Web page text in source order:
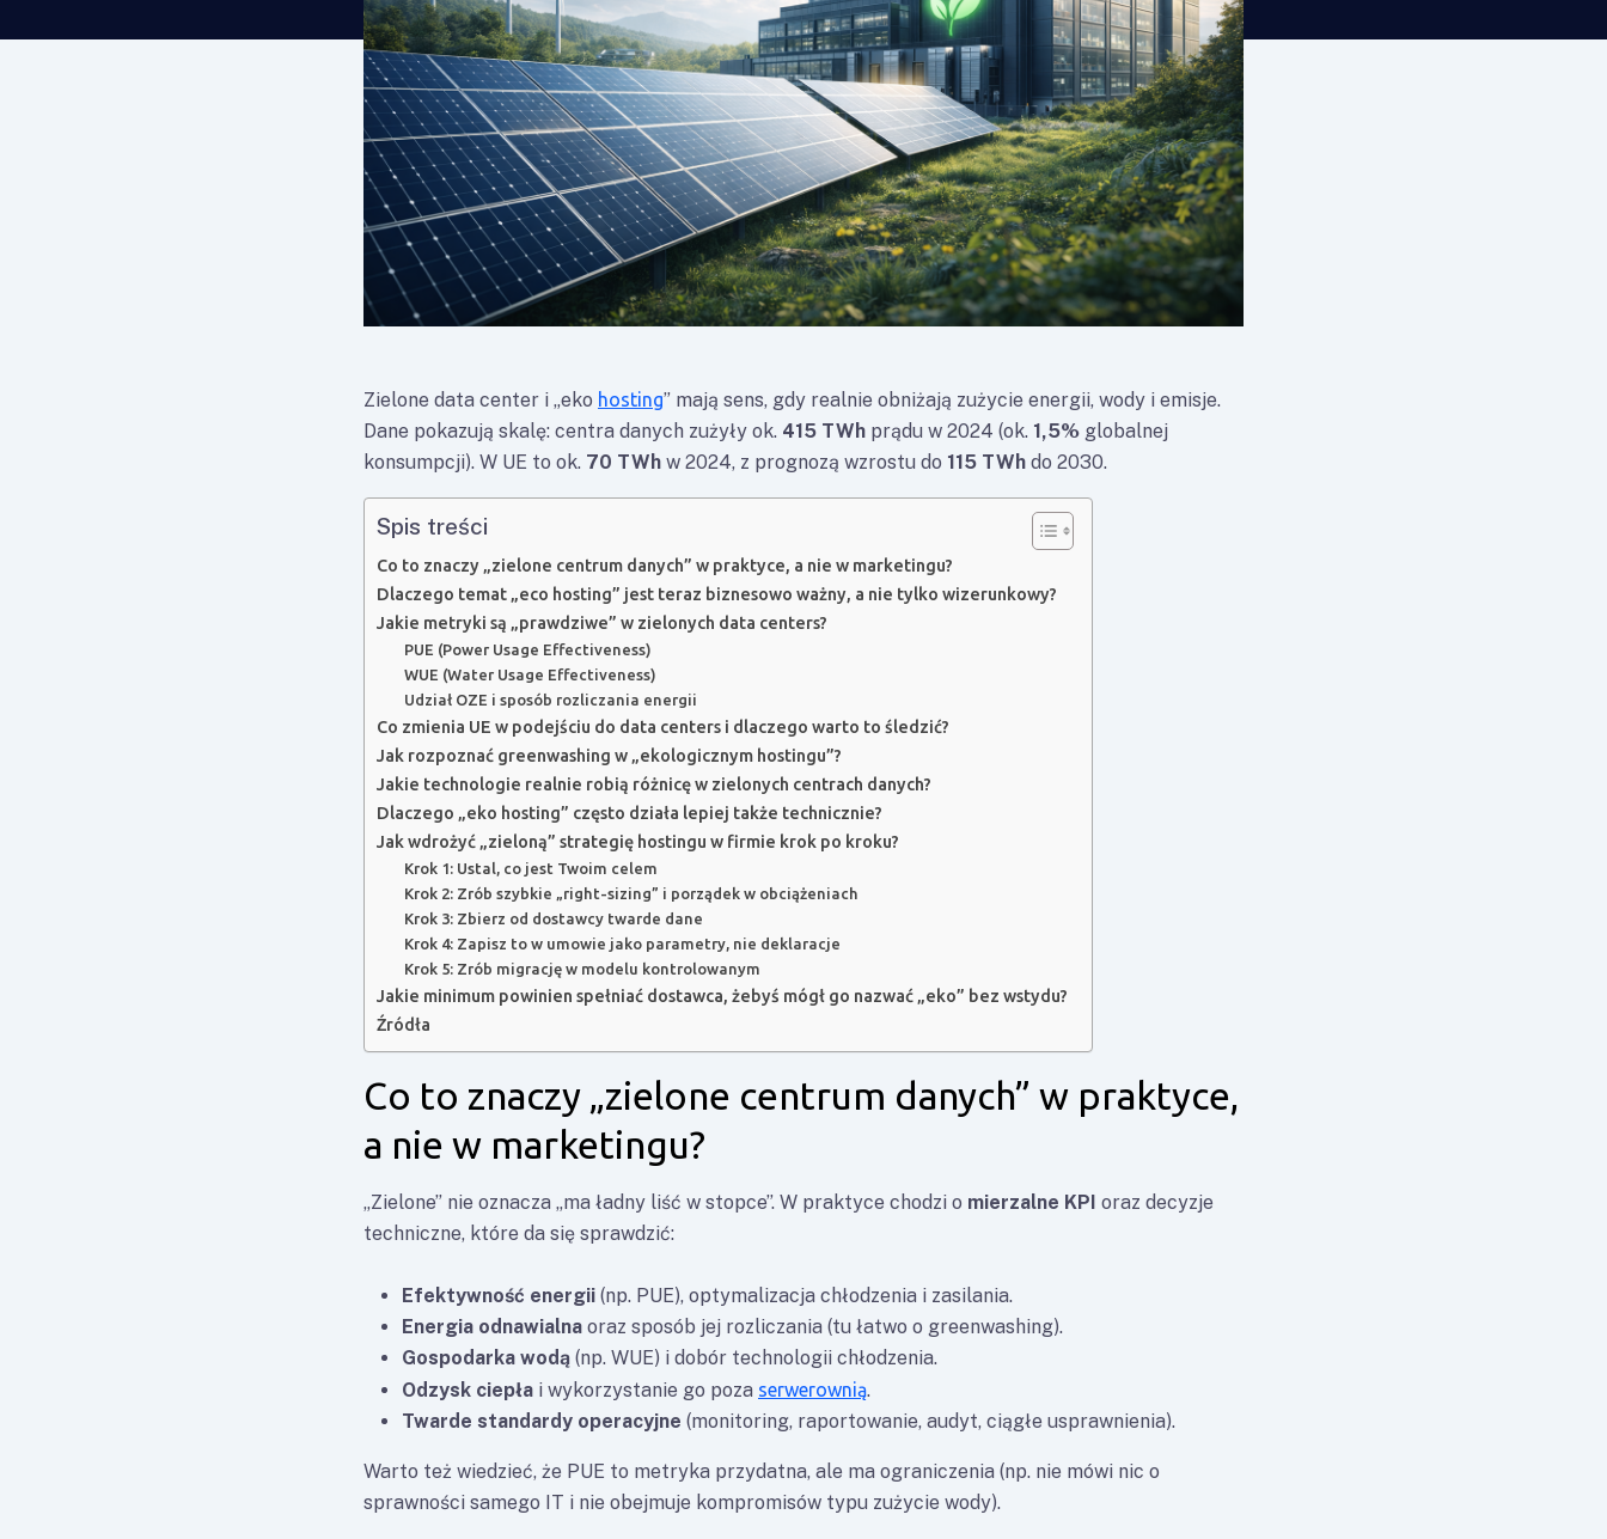
Zielone data center i „eko hosting” mają sens, gdy realnie obniżają zużycie energii, wody i emisje.
Dane pokazują skalę: centra danych zużyły ok. 415 TWh prądu w 2024 (ok. 1,5% globalnej
konsumpcji). W UE to ok. 70 TWh w 2024, z prognozą wzrostu do 115 TWh do 2030.
Spis treści
Co to znaczy „zielone centrum danych” w praktyce, a nie w marketingu?
Dlaczego temat „eco hosting” jest teraz biznesowo ważny, a nie tylko wizerunkowy?
Jakie metryki są „prawdziwe” w zielonych data centers?
PUE (Power Usage Effectiveness)
WUE (Water Usage Effectiveness)
Udział OZE i sposób rozliczania energii
Co zmienia UE w podejściu do data centers i dlaczego warto to śledzić?
Jak rozpoznać greenwashing w „ekologicznym hostingu”?
Jakie technologie realnie robią różnicę w zielonych centrach danych?
Dlaczego „eko hosting” często działa lepiej także technicznie?
Jak wdrożyć „zieloną” strategię hostingu w firmie krok po kroku?
Krok 1: Ustal, co jest Twoim celem
Krok 2: Zrób szybkie „right-sizing” i porządek w obciążeniach
Krok 3: Zbierz od dostawcy twarde dane
Krok 4: Zapisz to w umowie jako parametry, nie deklaracje
Krok 5: Zrób migrację w modelu kontrolowanym
Jakie minimum powinien spełniać dostawca, żebyś mógł go nazwać „eko” bez wstydu?
Źródła
Co to znaczy „zielone centrum danych” w praktyce,
a nie w marketingu?
„Zielone” nie oznacza „ma ładny liść w stopce”. W praktyce chodzi o mierzalne KPI oraz decyzje
techniczne, które da się sprawdzić:
Efektywność energii (np. PUE), optymalizacja chłodzenia i zasilania.
Energia odnawialna oraz sposób jej rozliczania (tu łatwo o greenwashing).
Gospodarka wodą (np. WUE) i dobór technologii chłodzenia.
Odzysk ciepła i wykorzystanie go poza serwerownią.
Twarde standardy operacyjne (monitoring, raportowanie, audyt, ciągłe usprawnienia).
Warto też wiedzieć, że PUE to metryka przydatna, ale ma ograniczenia (np. nie mówi nic o
sprawności samego IT i nie obejmuje kompromisów typu zużycie wody).